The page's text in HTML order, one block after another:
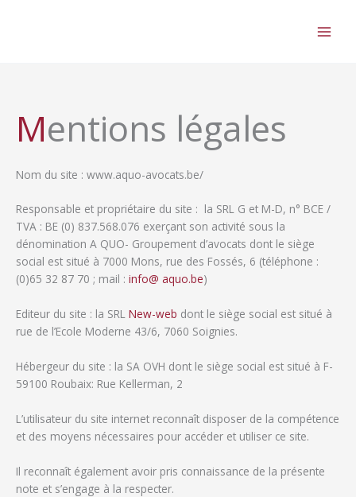
Mentions légales
Nom du site : www.aquo-avocats.be/
Responsable et propriétaire du site : la SRL G et M-D, n° BCE /
TVA : BE (0) 837.568.076 exerçant son activité sous la
dénomination A QUO- Groupement d’avocats dont le siège
social est situé à 7000 Mons, rue des Fossés, 6 (téléphone :
(0)65 32 87 70 ; mail : info@ aquo.be)
Editeur du site : la SRL New-web dont le siège social est situé à
rue de l’Ecole Moderne 43/6, 7060 Soignies.
Hébergeur du site : la SA OVH dont le siège social est situé à F-
59100 Roubaix: Rue Kellerman, 2
L’utilisateur du site internet reconnaît disposer de la compétence
et des moyens nécessaires pour accéder et utiliser ce site.
Il reconnaît également avoir pris connaissance de la présente
note et s’engage à la respecter.